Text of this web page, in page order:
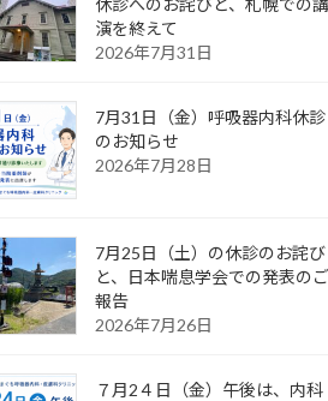
演を終えて
2026年7月31日
7月31日（金）呼吸器内科休診
のお知らせ
2026年7月28日
7月25日（土）の休診のお詫び
と、日本喘息学会での発表のご
報告
2026年7月26日
７月2４日（金）午後は、内科